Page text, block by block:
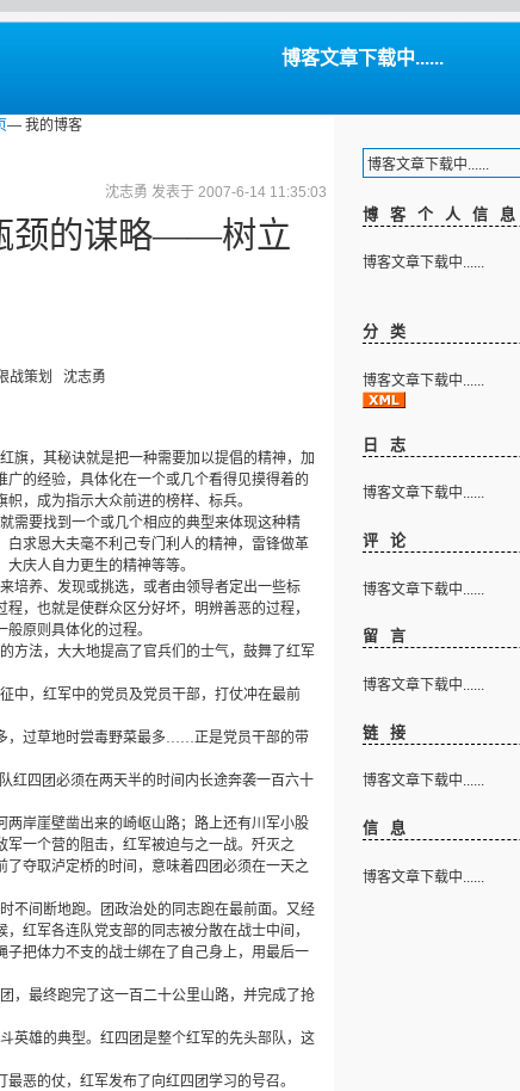
博客文章下载中......
— 我的博客
沈志勇 发表于 2007-6-14 11:35:03
颈的谋略——树立
战策划 沈志勇
旗，其秘诀就是把一种需要加以提倡的精神，加
的经验，具体化在一个或几个看得见摸得着的
，成为指示大众前进的榜样、标兵。
需要找到一个或几个相应的典型来体现这种精
求恩大夫毫不利己专门利人的精神，雷锋做革
庆人自力更生的精神等等。
培养、发现或挑选，或者由领导者定出一些标
，也就是使群众区分好坏，明辨善恶的过程，
原则具体化的过程。
方法，大大地提高了官兵们的士气，鼓舞了红军
中，红军中的党员及党员干部，打仗冲在最前
，过草地时尝毒野菜最多……正是党员干部的带
红四团必须在两天半的时间内长途奔袭一百六十
两岸崖壁凿出来的崎岖山路；路上还有川军小股
一个营的阻击，红军被迫与之一战。歼灭之
夺取泸定桥的时间，意味着四团必须在一天之
不间断地跑。团政治处的同志跑在最前面。又经
红军各连队党支部的同志被分散在战士中间，
把体力不支的战士绑在了自己身上，用最后一
，最终跑完了这一百二十公里山路，并完成了抢
英雄的典型。红四团是整个红军的先头部队，这
恶的仗，红军发布了向红四团学习的号召。
博客文章下载中......
博客个人信息
博客文章下载中......
分类
博客文章下载中......
日志
博客文章下载中......
评论
博客文章下载中......
留言
博客文章下载中......
链接
博客文章下载中......
信息
博客文章下载中......